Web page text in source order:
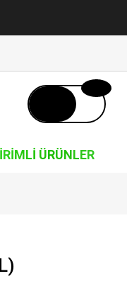
ÜRÜNLER